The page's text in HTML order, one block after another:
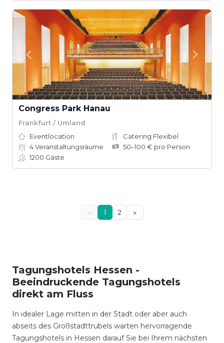
Congress Park Hanau
Frankfurt / Umland
Eventlocation
Catering Flexibel
4Veranstaltungsräume
50–100 € pro Person
1200 Gäste
< 1 2 >
Tagungshotels Hessen -
Beeindruckende Tagungshotels
direkt am Fluss
In idealer Lage mitten in der Stadt oder aber auch
abseits des Großstadttrubels warten hervorragende
Tagungshotels in Hessen darauf Sie bei Ihrem nächsten